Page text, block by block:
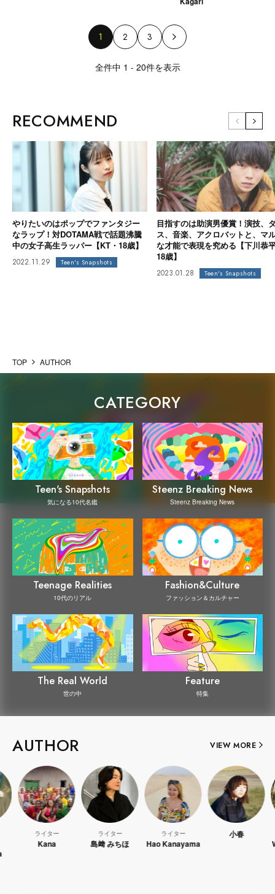
1 2 3
全件中 1 - 20件を表示
RECOMMEND
やりたいのはポップでファンタジー
なラップ！対DOTAMA戦で話題沸騰
中の女子高生ラッパー【KT・18歳】
2022.11.29 Teen's Snapshots
目指すのは助演男優賞！演技、
ス、音楽、アクロバットと、マ
な才能で表現を究める【下川恭
18歳】
2023.01.28 Teen's Snapshots
TOP AUTHOR
CATEGORY
Teen's Snapshots
気になる10代名鑑
Steenz Breaking News
Steenz Breaking News
Teenage Realities
10代のリアル
Fashion&Culture
ファッション＆カルチャー
The Real World
世の中
Feature
特集
AUTHOR VIEW MORE
ライター
Kana
ライター
島﨑 みちほ
ライター
Hao Kanayama
小春